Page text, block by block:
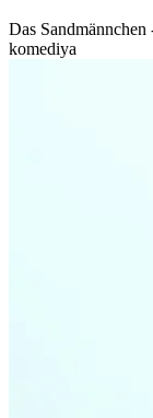
Das
komediya